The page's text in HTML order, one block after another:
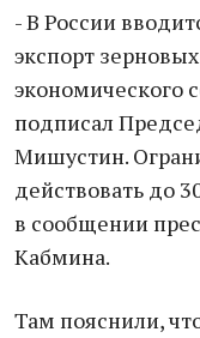
- В России
экспорт
экономического
подписал
Мишустин.
действовать до
в сообщении
Кабмина.
Там пояснили,